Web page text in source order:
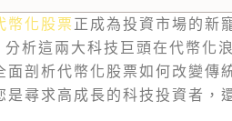
幣化股票正成為投資市場的新
分析這兩大科技巨頭在代幣化
面剖析代幣化股票如何改變傳
尋求高成長的科技投資者，